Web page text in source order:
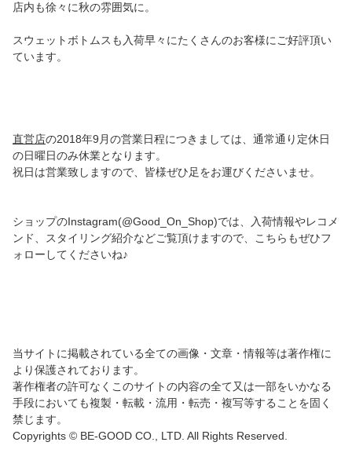
店内も徐々に秋の雰囲気に。
スウェットボトムスも入荷早々にたくさんのお客様にご好評頂い
ています。
直営店の2018年9月の営業日程につきましては、通常通り定休日
の日曜日のみ休業となります。
祝日は営業致しますので、皆様ぜひ足をお運びくださいませ。
ショップのInstagram(@Good_On_Shop)では、入荷情報やレコメ
ンド、スタイリング紹介などご覧頂けますので、こちらもぜひフ
ォローしてくださいね♪
当サイトに掲載されている全ての画像・文章・情報等は著作権に
より保護されております。
著作権者の許可なくこのサイトの内容の全て又は一部をいかなる
手段においても複製・転載・流用・転売・複写等することを固く
禁じます。
Copyrights © BE-GOOD CO., LTD. All Rights Reserved.